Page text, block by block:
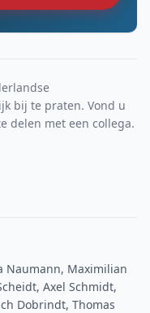
bij te praten. Vond u
delen met een collega.
Naumann, Maximilian
Axel Schmidt,
Dobrindt, Thomas